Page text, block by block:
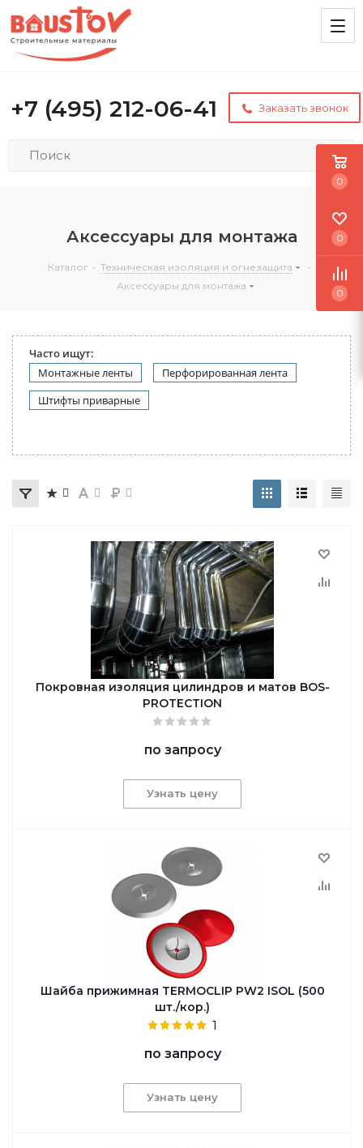
+7 (495) 212-06-41 Заказать звонок
Аксессуары для монтажа
Каталог - Техническая изоляция и огнезащита
-
Аксессуары для монтажа
Часто ищут:
Монтажные ленты
Перфорированная лента
Штифты приварные
Покровная изоляция цилиндров и матов BOS-
PROTECTION
по запросу
Узнать цену
Шайба прижимная TERMOCLIP PW2 ISOL (500
шт./кор.)
1
по запросу
Узнать цену
0
0
0